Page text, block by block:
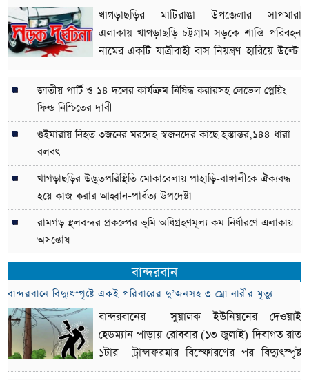
খাগড়াছড়ির মাটিরাঙা উপজেলার সাপমারা
এলাকায় খাগড়াছড়ি-চট্টগ্রাম সড়কে শান্তি পরিবহন
নামের একটি যাত্রীবাহী বাস নিয়ন্ত্রণ হারিয়ে উল্টে
গিয়ে দুইজন নিহত
জাতীয় পার্টি ও ১৪ দলের কার্যক্রম নিষিদ্ধ করারসহ লেভেল প্লেয়িং
ফিল্ড নিশ্চিতের দাবী
গুইমারায় নিহত ৩জনের মরদেহ স্বজনদের কাছে হস্তান্তর,১৪৪ ধারা
বলবৎ
খাগড়াছড়ির উদ্ভূতপরিস্থিতি মোকাবেলায় পাহাড়ি-বাঙ্গালীকে ঐক্যবদ্ধ
হয়ে কাজ করার আহ্বান-পার্বত্য উপদেষ্টা
রামগড় স্থলবন্দর প্রকল্পের ভূমি অধিগ্রহণমূল্য কম নির্ধারণে এলাকায়
অসন্তোষ
বান্দরবান
বান্দরবানে বিদ্যুৎস্পৃষ্টে একই পরিবারের দু’জনসহ ৩ ম্রো নারীর মৃত্যু
বান্দরবানের সুয়ালক ইউনিয়নের দেওয়াই
হেডম্যান পাড়ায় রোববার (১৩ জুলাই) দিবাগত রাত
১টার ট্রান্সফরমার বিস্ফোরণের পর বিদ্যুৎস্পৃষ্ট
হয়ে একই পরিবারের